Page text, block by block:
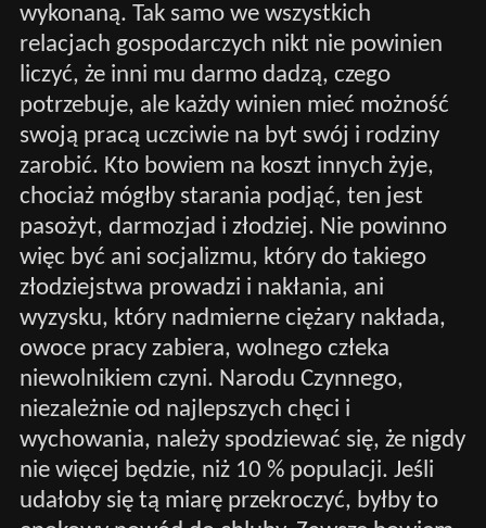
wykonaną. Tak samo we wszystkich
relacjach gospodarczych nikt nie powinien
liczyć, że inni mu darmo dadzą, czego
potrzebuje, ale każdy winien mieć możność
swoją pracą uczciwie na byt swój i rodziny
zarobić. Kto bowiem na koszt innych żyje,
chociaż mógłby starania podjąć, ten jest
pasożyt, darmozjad i złodziej. Nie powinno
więc być ani socjalizmu, który do takiego
złodziejstwa prowadzi i nakłania, ani
wyzysku, który nadmierne ciężary nakłada,
owoce pracy zabiera, wolnego człeka
niewolnikiem czyni. Narodu Czynnego,
niezależnie od najlepszych chęci i
wychowania, należy spodziewać się, że nigdy
nie więcej będzie, niż 10 % populacji. Jeśli
udałoby się tą miarę przekroczyć, byłby to